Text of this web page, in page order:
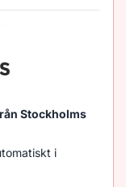
Stockholms
i